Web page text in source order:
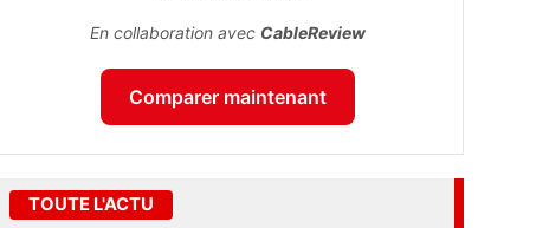
En collaboration avec CableReview
Comparer maintenant
TOUTE L'ACTU